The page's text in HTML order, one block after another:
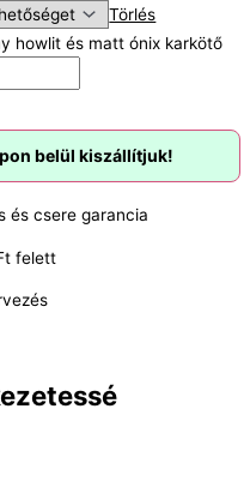
Törlés
howlit és matt ónix karkötő
belül kiszállítjuk!
és csere garancia
felett